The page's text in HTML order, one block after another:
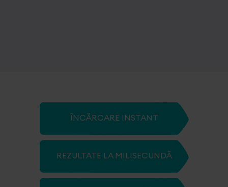
ÎNCĂRCARE INSTANT
REZULTATE LA MILISECUNDĂ